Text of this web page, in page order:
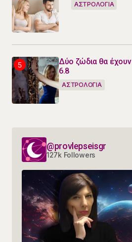
ΑΣΤΡΟΛΟΓΙΑ
Δύο ζώδια θα έχουν
6.8
ΑΣΤΡΟΛΟΓΙΑ
@provlepseisgr
127k Followers